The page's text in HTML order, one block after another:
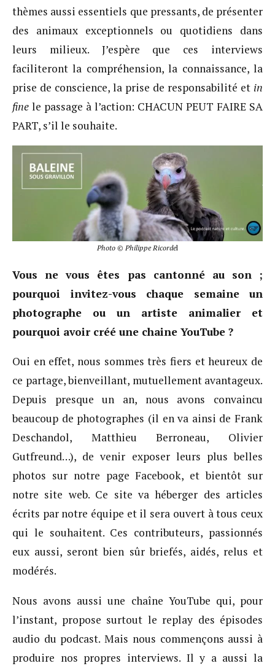
thèmes aussi essentiels que pressants, de présenter
des animaux exceptionnels ou quotidiens dans
leurs milieux. J’espère que ces interviews
faciliteront la compréhension, la connaissance, la
prise de conscience, la prise de responsabilité et in
fine le passage à l’action: CHACUN PEUT FAIRE SA
PART, s’il le souhaite.
Photo © Philippe Ricordel
Vous ne vous êtes pas cantonné au son ;
pourquoi invitez-vous chaque semaine un
photographe ou un artiste animalier et
pourquoi avoir créé une chaine YouTube ?
Oui en effet, nous sommes très fiers et heureux de
ce partage, bienveillant, mutuellement avantageux.
Depuis presque un an, nous avons convaincu
beaucoup de photographes (il en va ainsi de Frank
Deschandol, Matthieu Berroneau, Olivier
Gutfreund…), de venir exposer leurs plus belles
photos sur notre page Facebook, et bientôt sur
notre site web. Ce site va héberger des articles
écrits par notre équipe et il sera ouvert à tous ceux
qui le souhaitent. Ces contributeurs, passionnés
eux aussi, seront bien sûr briefés, aidés, relus et
modérés.
Nous avons aussi une chaîne YouTube qui, pour
l’instant, propose surtout le replay des épisodes
audio du podcast. Mais nous commençons aussi à
produire nos propres interviews. Il y a aussi la